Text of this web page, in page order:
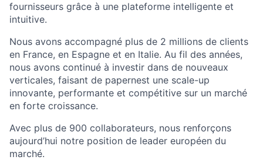
fournisseurs grâce à une plateforme intelligente et
intuitive.
Nous avons accompagné plus de 2 millions de clients
en France, en Espagne et en Italie. Au fil des années,
nous avons continué à investir dans de nouveaux
verticales, faisant de papernest une scale-up
innovante, performante et compétitive sur un marché
en forte croissance.
Avec plus de 900 collaborateurs, nous renforçons
aujourd’hui notre position de leader européen du
marché.